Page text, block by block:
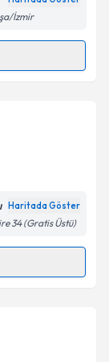
belirtilen
İzmir
için bir
belirtilen
Haritada Göster
34 (Gratis Üstü)
talebi
için bir